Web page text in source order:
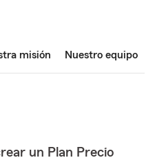
misión Nuestro equipo
un Plan Precio